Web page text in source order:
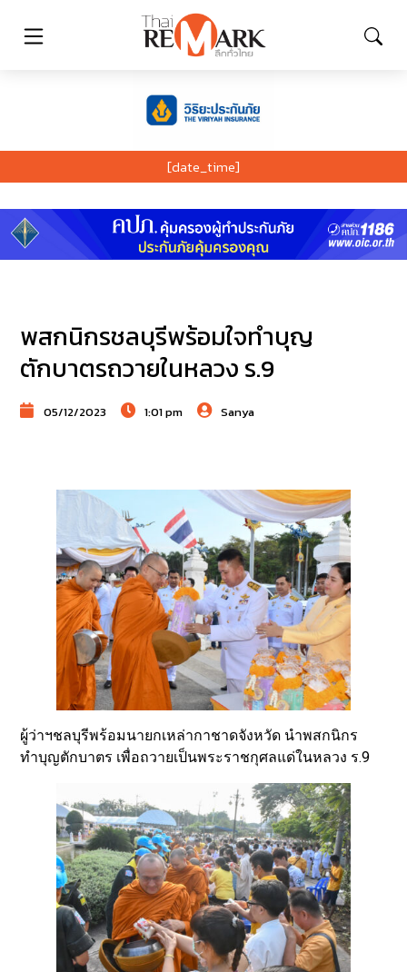
[date_time]
พสกนิกรชลบุรีพร้อมใจทำบุญ
ตักบาตรถวายในหลวง ร.9
05/12/2023 1:01 pm Sanya
ผู้ว่าฯชลบุรีพร้อมนายกเหล่ากาชาดจังหวัด นำพสกนิกร
ทำบุญตักบาตร เพื่อถวายเป็นพระราชกุศลแด่ในหลวง ร.9